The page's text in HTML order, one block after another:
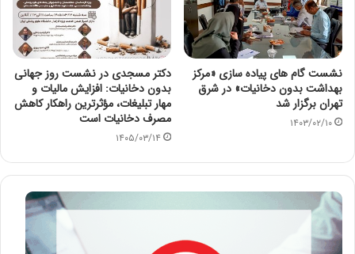
نشست گام های پیاده سازی «مرکز
بهداشت بدون دخانیات» در شرق
تهران برگزار شد
۱۴۰۳/۰۲/۱۰
دکتر مسجدی در نشست روز جهانی
بدون دخانیات: افزایش مالیات و
مهار تبلیغات، مؤثرترین راهکار کاهش
مصرف دخانیات است
۱۴۰۵/۰۳/۱۴